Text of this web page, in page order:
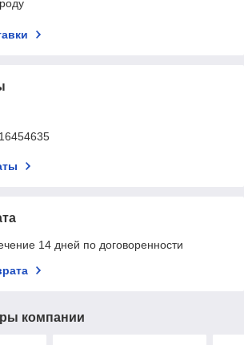
14 дней по договоренности
компании